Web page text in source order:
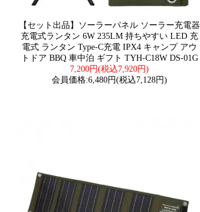
【セット出品】ソーラーパネル ソーラー充電器
充電式ランタン 6W 235LM 持ちやすい LED 充
電式 ランタン Type-C充電 IPX4 キャンプ アウ
トドア BBQ 車中泊 ギフト TYH-C18W DS-01G
7,200円(税込7,920円)
会員価格:6,480円(税込7,128円)